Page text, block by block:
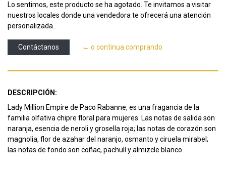
Lo sentimos, este producto se ha agotado. Te invitamos a visitar
nuestros locales donde una vendedora te ofrecerá una atención
personalizada..
Contáctanos ← o continua comprando
DESCRIPCIÓN:
Lady Million Empire de Paco Rabanne, es una fragancia de la
familia olfativa chipre floral para mujeres. Las notas de salida son
naranja, esencia de neroli y grosella roja; las notas de corazón son
magnolia, flor de azahar del naranjo, osmanto y ciruela mirabel;
las notas de fondo son coñac, pachulí y almizcle blanco.